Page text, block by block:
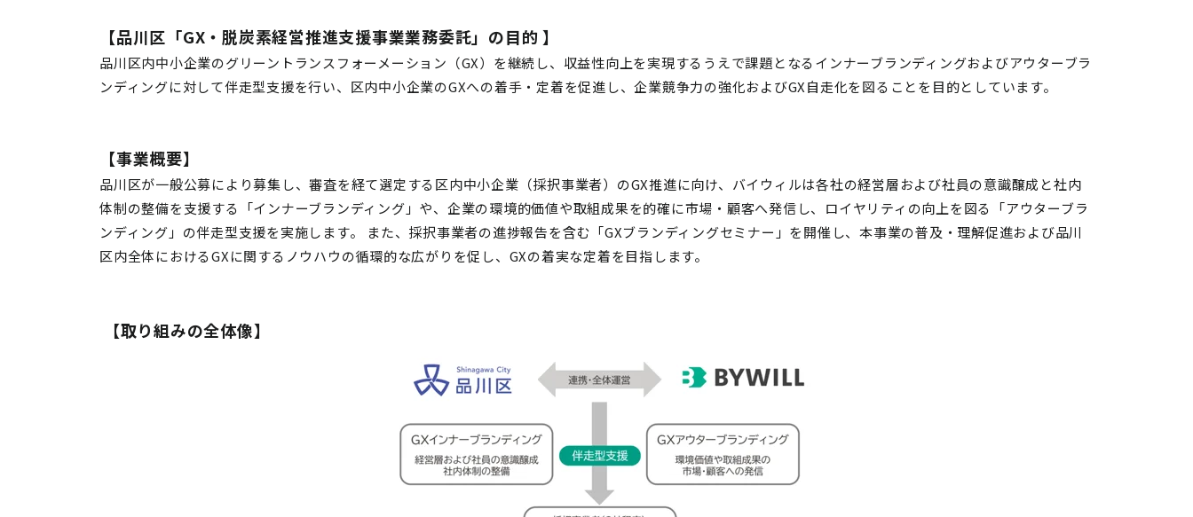
【品川区「GX・脱炭素経営推進支援事業業務委託」の目的】
品川区内中小企業のグリーントランスフォーメーション（GX）を継続し、収益性向上を実現するうえで課題となるインナーブランディングおよびアウターブラ
ンディングに対して伴走型支援を行い、区内中小企業のGXへの着手・定着を促進し、企業競争力の強化およびGX自走化を図ることを目的としています。
【事業概要】
品川区が一般公募により募集し、審査を経て選定する区内中小企業（採択事業者）のGX推進に向け、バイウィルは各社の経営層および社員の意識醸成と社内
体制の整備を支援する「インナーブランディング」や、企業の環境的価値や取組成果を的確に市場・顧客へ発信し、ロイヤリティの向上を図る「アウターブラ
ンディング」の伴走型支援を実施します。 また、採択事業者の進捗報告を含む「GXブランディングセミナー」を開催し、本事業の普及・理解促進および品川
区内全体におけるGXに関するノウハウの循環的な広がりを促し、GXの着実な定着を目指します。
【取り組みの全体像】